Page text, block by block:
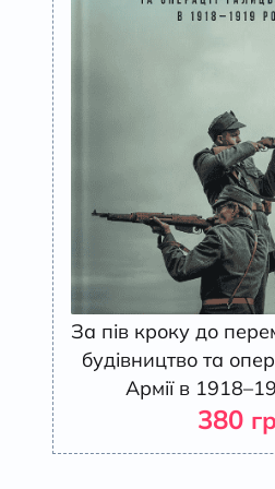
За пів кроку до
будівництво та
Армії в
380